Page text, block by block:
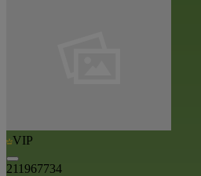
VIP
211967734